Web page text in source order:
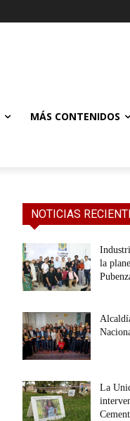
MÁS CONTENIDOS
NOTICIAS
la
La